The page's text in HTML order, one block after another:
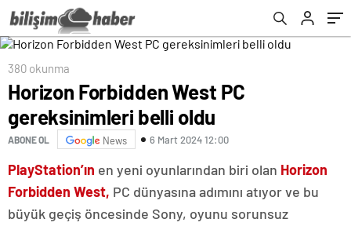
380 okunma
Horizon Forbidden West PC
gereksinimleri belli oldu
ABONE OL News 6 Mart 2024 12:00
PlayStation’ın en yeni oyunlarından biri olan Horizon
Forbidden West, PC dünyasına adımını atıyor ve bu
büyük geçiş öncesinde Sony, oyunu sorunsuz